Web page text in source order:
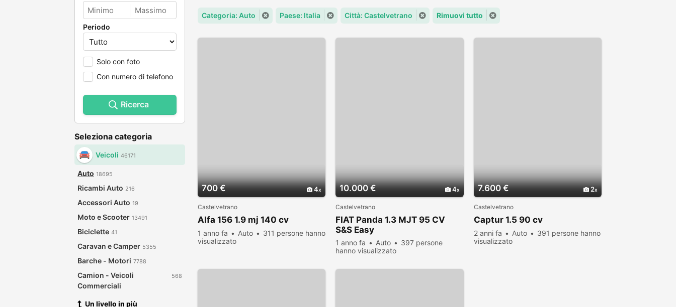
Periodo
Solo con foto
Con numero di telefono
Ricerca
Seleziona categoria
Veicoli 46171
Auto 18695
Ricambi Auto 216
Accessori Auto 19
Moto e Scooter 13491
Biciclette 41
Caravan e Camper 5355
Barche - Motori 7788
Camion - Veicoli
Commerciali
568
Un livello in più
Categoria: Auto Paese: Italia Città: Castelvetrano Rimuovi tutto
700 € 4
Castelvetrano
Alfa 156 1.9 mj 140 cv
1 anno fa Auto
311 persone hanno
visualizzato
10.000 € 4
Castelvetrano
FIAT Panda 1.3 MJT 95 CV
S&S Easy
1 anno fa Auto
397 persone
hanno visualizzato
7.600 € 2
Castelvetrano
Captur 1.5 90 cv
2 anni fa Auto
391 persone hanno
visualizzato